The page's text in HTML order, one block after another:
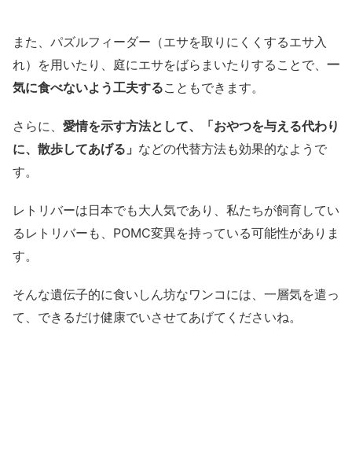
また、パズルフィーダー（エサを取りにくくするエサ入
れ）を用いたり、庭にエサをばらまいたりすることで、 一
気に食べないよう工夫することもできます。
さらに、 愛情を示す方法として、「おやつを与える代わり
に、散歩してあげる」 などの代替方法も効果的なようで
す。
レトリバーは日本でも大人気であり、私たちが飼育してい
るレトリバーも、POMC変異を持っている可能性がありま
す。
そんな遺伝子的に食いしん坊なワンコには、一層気を遣っ
て、できるだけ健康でいさせてあげてくださいね。